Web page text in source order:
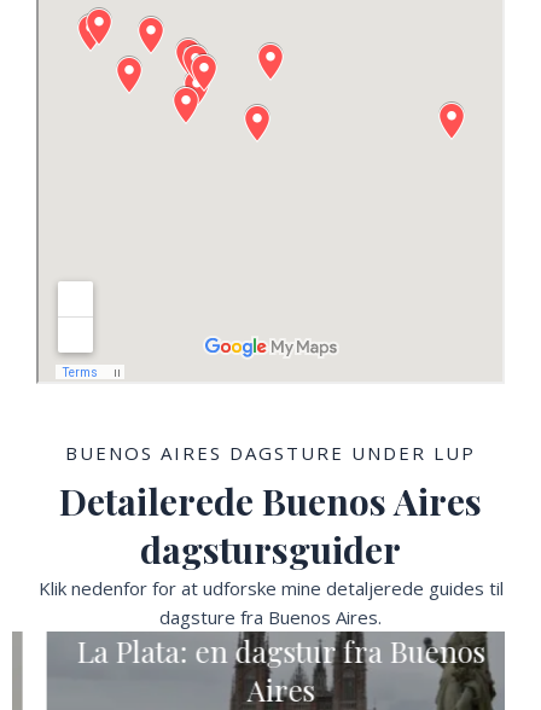
BUENOS AIRES DAGSTURE UNDER LUP
Detailerede Buenos Aires
dagstursguider
Klik nedenfor for at udforske mine detaljerede guides til
dagsture fra Buenos Aires.
La Plata: en dagstur fra Buenos
Aires